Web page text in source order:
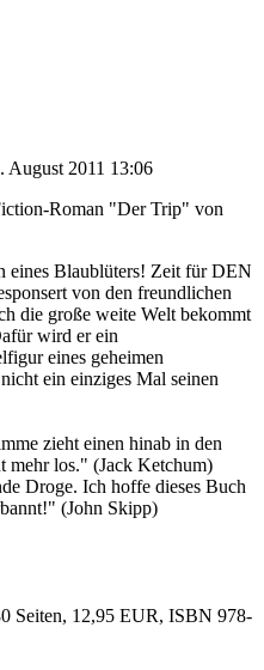
2011 13:06
Roman "Der Trip" von
eines Blaublüters! Zeit für DEN
von den freundlichen
die große weite Welt bekommt
wird er ein
eines geheimen
ein einziges Mal seinen
zieht einen hinab in den
mehr los." (Jack Ketchum)
Droge. Ich hoffe dieses Buch
(John Skipp)
Seiten, 12,95 EUR, ISBN 978-